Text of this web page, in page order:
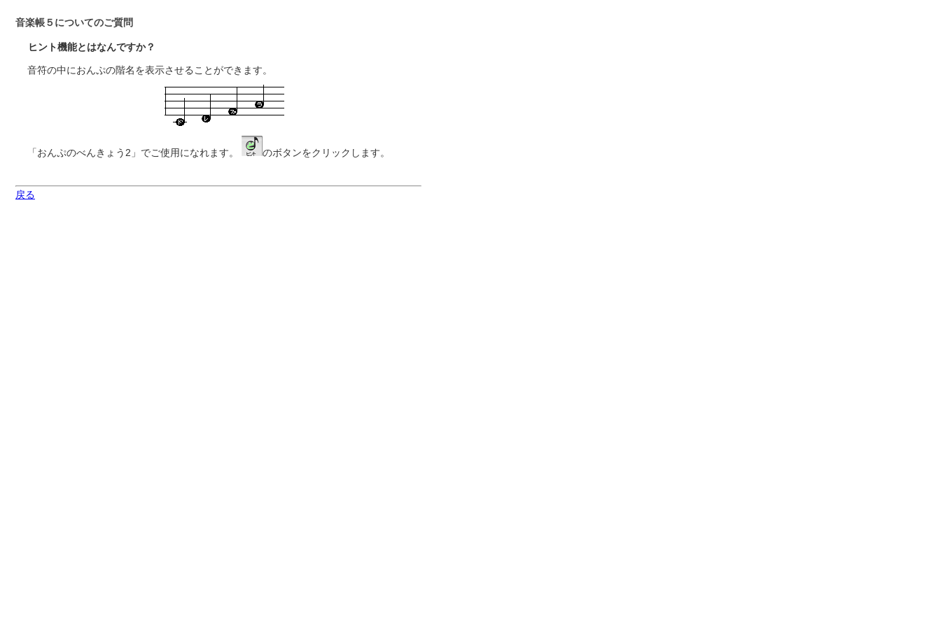
音楽帳５についてのご質問
ヒント機能とはなんですか？
音符の中におんぷの階名を表示させることができます。
「おんぷのべんきょう2」でご使用になれます。 のボタンをクリックします。
戻る